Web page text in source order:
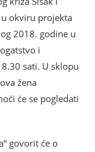
okviru projekta
2018. godine u
i
sati. U sklopu
žena
će se pogledati
govorit će o